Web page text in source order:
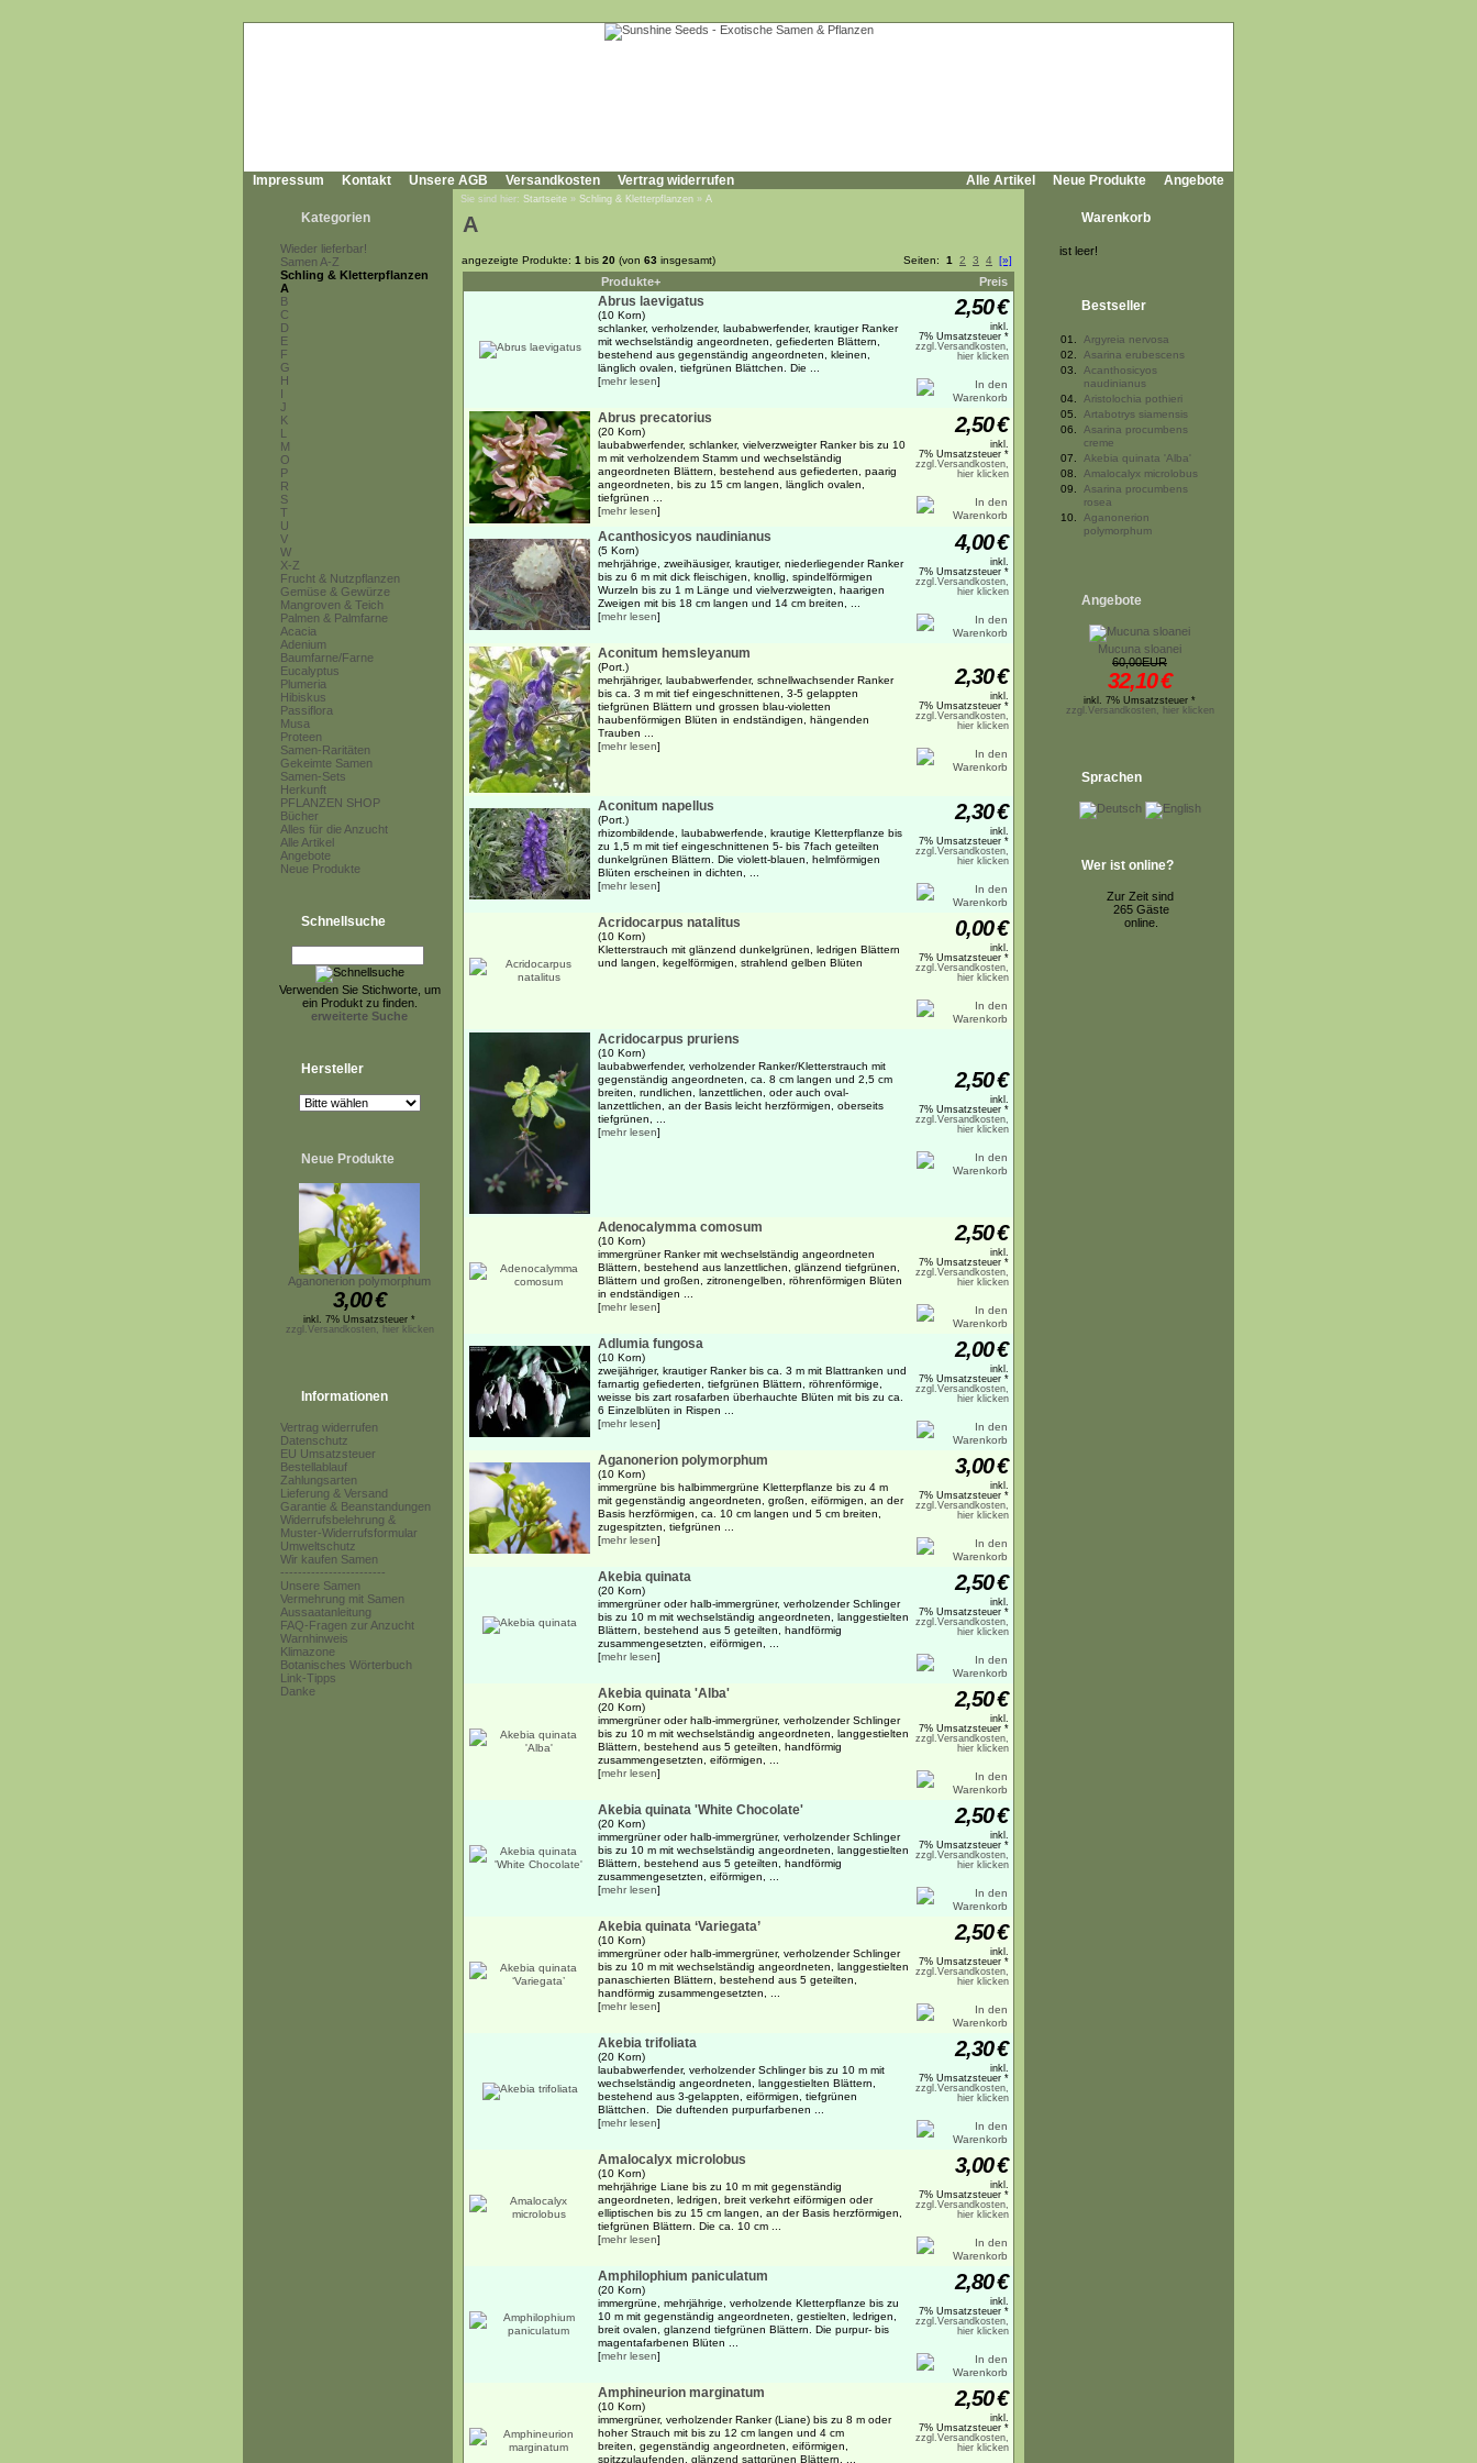
Impressum Kontakt Unsere AGB Versandkosten Vertrag widerrufen Alle Artikel Neue Produkte Angebote
Kategorien
Wieder lieferbar!
Samen A-Z
Schling & Kletterpflanzen
A
B
C
D
E
F
G
H
I
J
K
L
M
O
P
R
S
T
U
V
W
X-Z
Frucht & Nutzpflanzen
Gemüse & Gewürze
Mangroven & Teich
Palmen & Palmfarne
Acacia
Adenium
Baumfarne/Farne
Eucalyptus
Plumeria
Hibiskus
Passiflora
Musa
Proteen
Samen-Raritäten
Gekeimte Samen
Samen-Sets
Herkunft
PFLANZEN SHOP
Bücher
Alles für die Anzucht
Alle Artikel
Angebote
Neue Produkte
Schnellsuche
Verwenden Sie Stichworte, um
ein Produkt zu finden.
erweiterte Suche
Hersteller
Neue Produkte
Aganonerion polymorphum
3,00€
inkl. 7% Umsatzsteuer *
zzgl.Versandkosten, hier klicken
Informationen
Vertrag widerrufen
Datenschutz
EU Umsatzsteuer
Bestellablauf
Zahlungsarten
Lieferung & Versand
Garantie & Beanstandungen
Widerrufsbelehrung &
Muster-Widerrufsformular
Umweltschutz
Wir kaufen Samen
------------------------
Unsere Samen
Vermehrung mit Samen
Aussaatanleitung
FAQ-Fragen zur Anzucht
Warnhinweis
Klimazone
Botanisches Wörterbuch
Link-Tipps
Danke
Sie sind hier: Startseite » Schling & Kletterpflanzen » A
A
angezeigte Produkte: 1 bis 20 (von 63 insgesamt) Seiten: 1 2 3 4 [»]
Produkte+ Preis
Abrus laevigatus
(10 Korn)
schlanker, verholzender, laubabwerfender, krautiger Ranker
mit wechselständig angeordneten, gefiederten Blättern,
bestehend aus gegenständig angeordneten, kleinen,
länglich ovalen, tiefgrünen Blättchen. Die ...
[mehr lesen]
2,50€
inkl.
7% Umsatzsteuer *
zzgl.Versandkosten,
hier klicken
Abrus precatorius
(20 Korn)
laubabwerfender, schlanker, vielverzweigter Ranker bis zu 10
m mit verholzendem Stamm und wechselständig
angeordneten Blättern, bestehend aus gefiederten, paarig
angeordneten, bis zu 15 cm langen, länglich ovalen,
tiefgrünen ...
[mehr lesen]
2,50€
inkl.
7% Umsatzsteuer *
zzgl.Versandkosten,
hier klicken
Acanthosicyos naudinianus
(5 Korn)
mehrjährige, zweihäusiger, krautiger, niederliegender Ranker
bis zu 6 m mit dick fleischigen, knollig, spindelförmigen
Wurzeln bis zu 1 m Länge und vielverzweigten, haarigen
Zweigen mit bis 18 cm langen und 14 cm breiten, ...
[mehr lesen]
4,00€
inkl.
7% Umsatzsteuer *
zzgl.Versandkosten,
hier klicken
Aconitum hemsleyanum
(Port.)
mehrjähriger, laubabwerfender, schnellwachsender Ranker
bis ca. 3 m mit tief eingeschnittenen, 3-5 gelappten
tiefgrünen Blättern und grossen blau-violetten
haubenförmigen Blüten in endständigen, hängenden
Trauben ...
[mehr lesen]
2,30€
inkl.
7% Umsatzsteuer *
zzgl.Versandkosten,
hier klicken
Aconitum napellus
(Port.)
rhizombildende, laubabwerfende, krautige Kletterpflanze bis
zu 1,5 m mit tief eingeschnittenen 5- bis 7fach geteilten
dunkelgrünen Blättern. Die violett-blauen, helmförmigen
Blüten erscheinen in dichten, ...
[mehr lesen]
2,30€
inkl.
7% Umsatzsteuer *
zzgl.Versandkosten,
hier klicken
Acridocarpus natalitus
(10 Korn)
Kletterstrauch mit glänzend dunkelgrünen, ledrigen Blättern
und langen, kegelförmigen, strahlend gelben Blüten
0,00€
inkl.
7% Umsatzsteuer *
zzgl.Versandkosten,
hier klicken
Acridocarpus pruriens
(10 Korn)
laubabwerfender, verholzender Ranker/Kletterstrauch mit
gegenständig angeordneten, ca. 8 cm langen und 2,5 cm
breiten, rundlichen, lanzettlichen, oder auch oval-
lanzettlichen, an der Basis leicht herzförmigen, oberseits
tiefgrünen, ...
[mehr lesen]
2,50€
inkl.
7% Umsatzsteuer *
zzgl.Versandkosten,
hier klicken
Adenocalymma comosum
(10 Korn)
immergrüner Ranker mit wechselständig angeordneten
Blättern, bestehend aus lanzettlichen, glänzend tiefgrünen,
Blättern und großen, zitronengelben, röhrenförmigen Blüten
in endständigen ...
[mehr lesen]
2,50€
inkl.
7% Umsatzsteuer *
zzgl.Versandkosten,
hier klicken
Adlumia fungosa
(10 Korn)
zweijähriger, krautiger Ranker bis ca. 3 m mit Blattranken und
farnartig gefiederten, tiefgrünen Blättern, röhrenförmige,
weisse bis zart rosafarben überhauchte Blüten mit bis zu ca.
6 Einzelblüten in Rispen ...
[mehr lesen]
2,00€
inkl.
7% Umsatzsteuer *
zzgl.Versandkosten,
hier klicken
Aganonerion polymorphum
(10 Korn)
immergrüne bis halbimmergrüne Kletterpflanze bis zu 4 m
mit gegenständig angeordneten, großen, eiförmigen, an der
Basis herzförmigen, ca. 10 cm langen und 5 cm breiten,
zugespitzten, tiefgrünen ...
[mehr lesen]
3,00€
inkl.
7% Umsatzsteuer *
zzgl.Versandkosten,
hier klicken
Akebia quinata
(20 Korn)
immergrüner oder halb-immergrüner, verholzender Schlinger
bis zu 10 m mit wechselständig angeordneten, langgestielten
Blättern, bestehend aus 5 geteilten, handförmig
zusammengesetzten, eiförmigen, ...
[mehr lesen]
2,50€
inkl.
7% Umsatzsteuer *
zzgl.Versandkosten,
hier klicken
Akebia quinata 'Alba'
(20 Korn)
immergrüner oder halb-immergrüner, verholzender Schlinger
bis zu 10 m mit wechselständig angeordneten, langgestielten
Blättern, bestehend aus 5 geteilten, handförmig
zusammengesetzten, eiförmigen, ...
[mehr lesen]
2,50€
inkl.
7% Umsatzsteuer *
zzgl.Versandkosten,
hier klicken
Akebia quinata 'White Chocolate'
(20 Korn)
immergrüner oder halb-immergrüner, verholzender Schlinger
bis zu 10 m mit wechselständig angeordneten, langgestielten
Blättern, bestehend aus 5 geteilten, handförmig
zusammengesetzten, eiförmigen, ...
[mehr lesen]
2,50€
inkl.
7% Umsatzsteuer *
zzgl.Versandkosten,
hier klicken
Akebia quinata ‘Variegata’
(10 Korn)
immergrüner oder halb-immergrüner, verholzender Schlinger
bis zu 10 m mit wechselständig angeordneten, langgestielten
panaschierten Blättern, bestehend aus 5 geteilten,
handförmig zusammengesetzten, ...
[mehr lesen]
2,50€
inkl.
7% Umsatzsteuer *
zzgl.Versandkosten,
hier klicken
Akebia trifoliata
(20 Korn)
laubabwerfender, verholzender Schlinger bis zu 10 m mit
wechselständig angeordneten, langgestielten Blättern,
bestehend aus 3-gelappten, eiförmigen, tiefgrünen
Blättchen. Die duftenden purpurfarbenen ...
[mehr lesen]
2,30€
inkl.
7% Umsatzsteuer *
zzgl.Versandkosten,
hier klicken
Amalocalyx microlobus
(10 Korn)
mehrjährige Liane bis zu 10 m mit gegenständig
angeordneten, ledrigen, breit verkehrt eiförmigen oder
elliptischen bis zu 15 cm langen, an der Basis herzförmigen,
tiefgrünen Blättern. Die ca. 10 cm ...
[mehr lesen]
3,00€
inkl.
7% Umsatzsteuer *
zzgl.Versandkosten,
hier klicken
Amphilophium paniculatum
(20 Korn)
immergrüne, mehrjährige, verholzende Kletterpflanze bis zu
10 m mit gegenständig angeordneten, gestielten, ledrigen,
breit ovalen, glanzend tiefgrünen Blättern. Die purpur- bis
magentafarbenen Blüten ...
[mehr lesen]
2,80€
inkl.
7% Umsatzsteuer *
zzgl.Versandkosten,
hier klicken
Amphineurion marginatum
(10 Korn)
immergrüner, verholzender Ranker (Liane) bis zu 8 m oder
hoher Strauch mit bis zu 12 cm langen und 4 cm
breiten, gegenständig angeordneten, eiförmigen,
spitzzulaufenden, glänzend sattgrünen Blättern. ...
2,50€
inkl.
7% Umsatzsteuer *
zzgl.Versandkosten,
hier klicken
Warenkorb
ist leer!
Bestseller
01.
Argyreia nervosa
02.
Asarina erubescens
03.
Acanthosicyos
naudinianus
04.
Aristolochia pothieri
05.
Artabotrys siamensis
06.
Asarina procumbens
creme
07.
Akebia quinata 'Alba'
08.
Amalocalyx microlobus
09.
Asarina procumbens
rosea
10.
Aganonerion
polymorphum
Angebote
Mucuna sloanei
60,00EUR
32,10€
inkl. 7% Umsatzsteuer *
zzgl.Versandkosten, hier klicken
Sprachen
Wer ist online?
Zur Zeit sind
265 Gäste
online.